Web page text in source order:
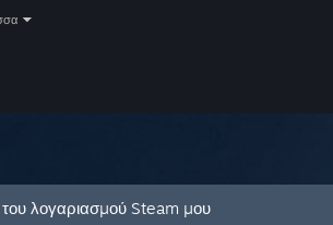
λογαριασμού Steam μου